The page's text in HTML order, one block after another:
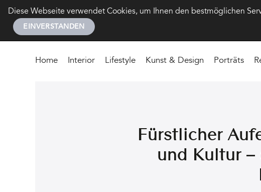
Diese Webseite verwendet Cookies, um Ihnen den bestmöglichen
EINVERSTANDEN
Home Interior Lifestyle Kunst & Design Porträts
Fürstlicher
und Kultur –